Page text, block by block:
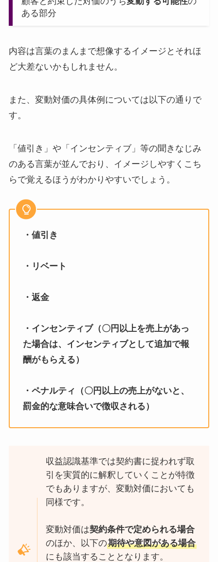
ある部分
内容は言葉のまんまで想像するイメージとそれほ
ど大差ないかもしれません。
また、変動対価の具体例については以下の通りで
す。
「値引き」や「インセンティブ」等の聞きなじみ
のある言葉が並んでおり、イメージしやすくこち
らで覚えるほうがわかりやすいでしょう。
・値引き
・リベート
・返金
・インセンティブ（〇円以上を売上があっ
た場合は、インセンティブとして追加で報
酬がもらえる）
・ペナルティ（〇円以上の売上がないと、
罰金的な意味合いで徴収される）
収益認識基準では契約書に捉われず取
引を実質的に解釈していくことが特徴
でもありますが、変動対価においても
同様です。
変動対価は契約条件で定められる場合
のほか、以下の期待や意図がある場合
にも該当することとなります。